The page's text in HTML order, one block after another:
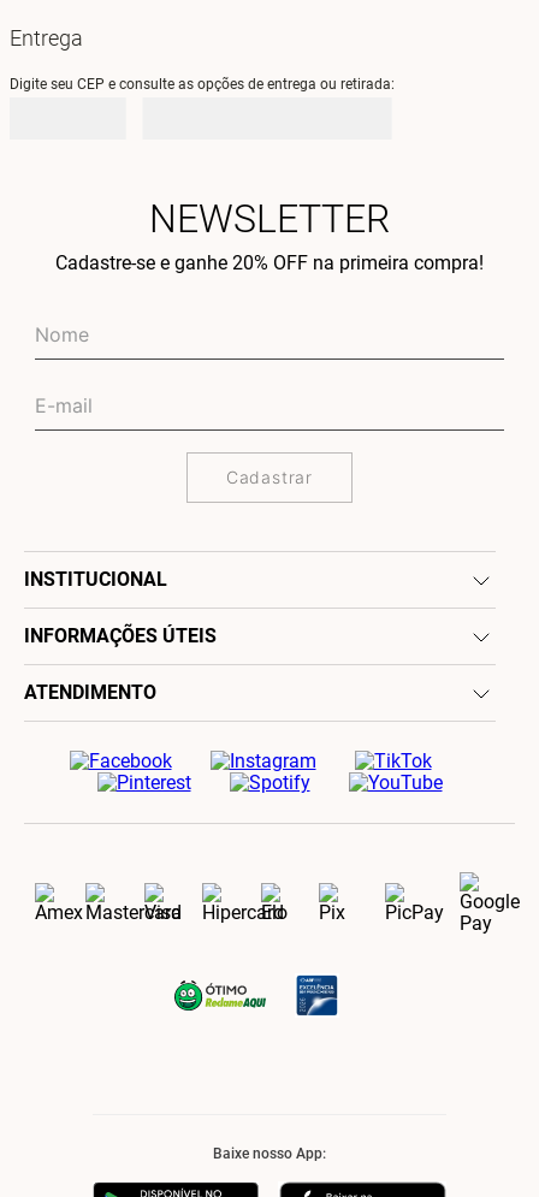
Entrega
Digite seu CEP e consulte as opções de entrega ou retirada:
NEWSLETTER
Cadastre-se e ganhe 20% OFF na primeira compra!
Cadastrar
INSTITUCIONAL
INFORMAÇÕES ÚTEIS
ATENDIMENTO
Baixe nosso App: